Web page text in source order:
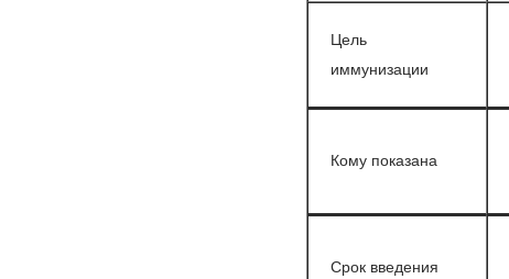
Цель
иммунизации
Кому показана
Срок введения